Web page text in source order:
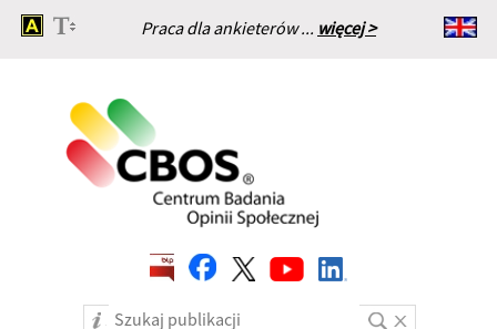
Praca dla ankieterów ... więcej >
Strona główna